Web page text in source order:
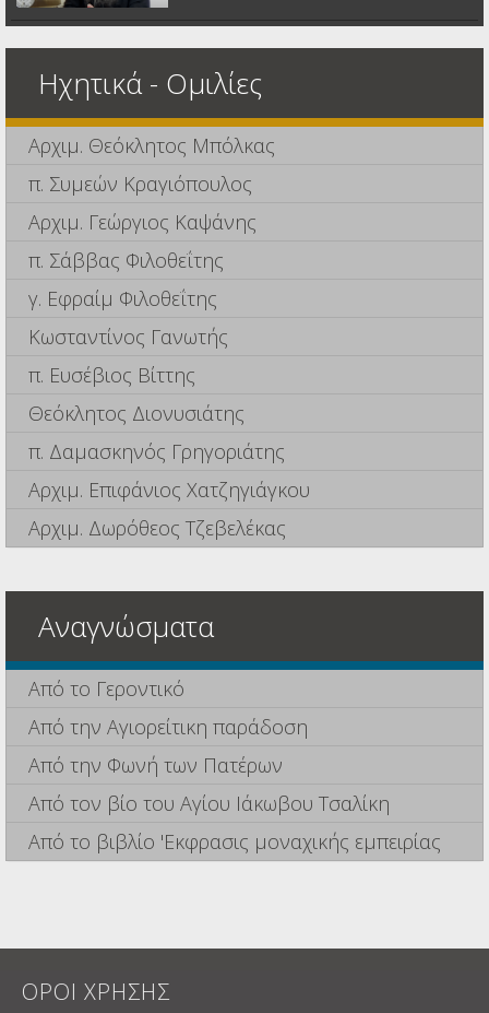
Ηχητικά - Ομιλίες
Αρχιμ. Θεόκλητος Μπόλκας
π. Συμεών Κραγιόπουλος
Αρχιμ. Γεώργιος Καψάνης
π. Σάββας Φιλοθεΐτης
γ. Εφραίμ Φιλοθεΐτης
Κωσταντίνος Γανωτής
π. Ευσέβιος Βίττης
Θεόκλητος Διονυσιάτης
π. Δαμασκηνός Γρηγοριάτης
Αρχιμ. Επιφάνιος Χατζηγιάγκου
Αρχιμ. Δωρόθεος Τζεβελέκας
Αναγνώσματα
Από το Γεροντικό
Από την Αγιορείτικη παράδοση
Από την Φωνή των Πατέρων
Από τον βίο του Αγίου Ιάκωβου Τσαλίκη
Από το βιβλίο 'Εκφρασις μοναχικής εμπειρίας
ΟΡΟΙ ΧΡΗΣΗΣ